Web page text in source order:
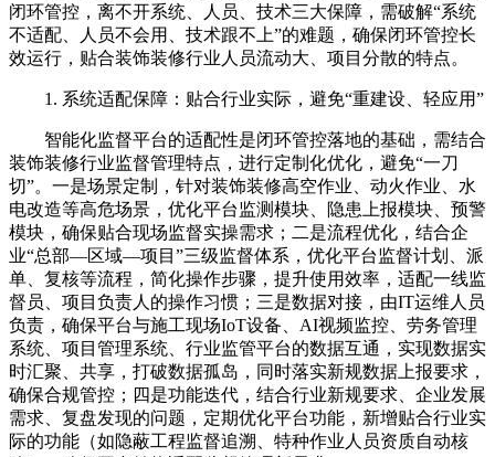
闭环管控，离不开系统、人员、技术三大保障，需破解“系统
不适配、人员不会用、技术跟不上”的难题，确保闭环管控长
效运行，贴合装饰装修行业人员流动大、项目分散的特点。
1. 系统适配保障：贴合行业实际，避免“重建设、轻应用”
智能化监督平台的适配性是闭环管控落地的基础，需结合
装饰装修行业监督管理特点，进行定制化优化，避免“一刀
切”。一是场景定制，针对装饰装修高空作业、动火作业、水
电改造等高危场景，优化平台监测模块、隐患上报模块、预警
模块，确保贴合现场监督实操需求；二是流程优化，结合企
业“总部—区域—项目”三级监督体系，优化平台监督计划、派
单、复核等流程，简化操作步骤，提升使用效率，适配一线监
督员、项目负责人的操作习惯；三是数据对接，由IT运维人员
负责，确保平台与施工现场IoT设备、AI视频监控、劳务管理
系统、项目管理系统、行业监管平台的数据互通，实现数据实
时汇聚、共享，打破数据孤岛，同时落实新规数据上报要求，
确保合规管控；四是功能迭代，结合行业新规要求、企业发展
需求、复盘发现的问题，定期优化平台功能，新增贴合行业实
际的功能（如隐蔽工程监督追溯、特种作业人员资质自动核